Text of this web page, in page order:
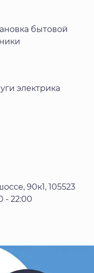
бытовой
электрика
90к1, 105523
- 22:00